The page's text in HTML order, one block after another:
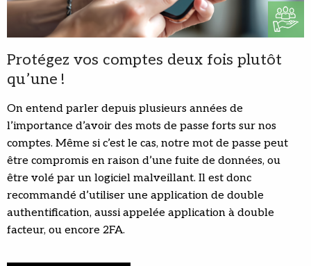
Protégez vos comptes deux fois plutôt
qu’une !
On entend parler depuis plusieurs années de
l’importance d’avoir des mots de passe forts sur nos
comptes. Même si c’est le cas, notre mot de passe peut
être compromis en raison d’une fuite de données, ou
être volé par un logiciel malveillant. Il est donc
recommandé d’utiliser une application de double
authentification, aussi appelée application à double
facteur, ou encore 2FA.